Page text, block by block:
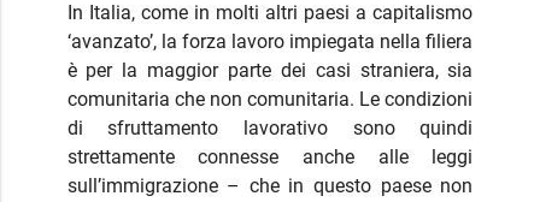
In Italia, come in molti altri paesi a capitalismo
‘avanzato’, la forza lavoro impiegata nella filiera
è per la maggior parte dei casi straniera, sia
comunitaria che non comunitaria. Le condizioni
di sfruttamento lavorativo sono quindi
strettamente connesse anche alle leggi
sull’immigrazione – che in questo paese non